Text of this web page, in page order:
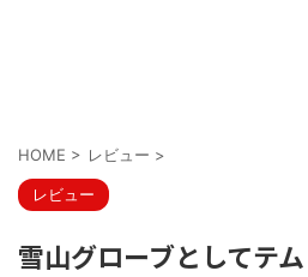
HOME > レビュー >
レビュー
雪山グローブとしてテ